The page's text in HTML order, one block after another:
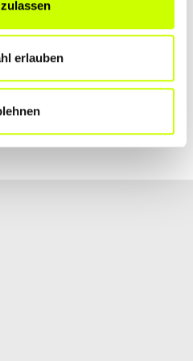
erlauben
nächsten Wochen so richtig
Umgebung feiern könnt, verraten